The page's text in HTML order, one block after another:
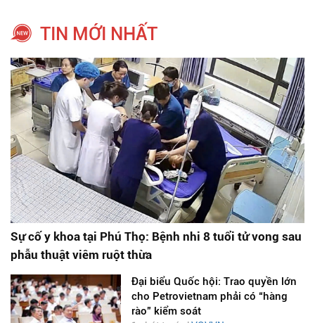
TIN MỚI NHẤT
Sự cố y khoa tại Phú Thọ: Bệnh nhi 8 tuổi tử vong sau
phẫu thuật viêm ruột thừa
Đại biểu Quốc hội: Trao quyền lớn
cho Petrovietnam phải có “hàng
rào” kiểm soát